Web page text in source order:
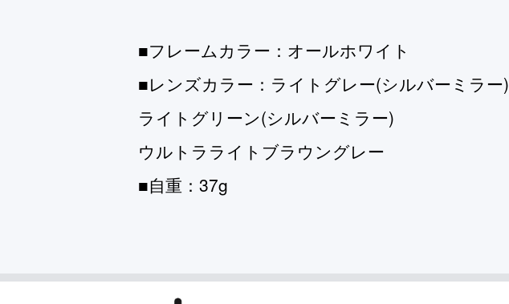
■フレームカラー：オールホワイト
■レンズカラー：ライトグレー(シルバーミラー)
ライトグリーン(シルバーミラー)
ウルトラライトブラウングレー
■自重：37g